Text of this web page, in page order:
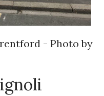
- Photo by